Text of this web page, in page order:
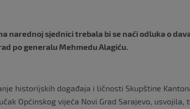
narednoj sjednici trebala bi se naći odluka o
po generalu Mehmedu Alagiću.
historijskih događaja i ličnosti Skupštine
Općinskog vijeća Novi Grad Sarajevo, usvojila,